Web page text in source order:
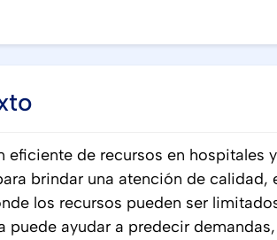
eficiente de recursos en hospitales
brindar una atención de calidad,
los recursos pueden ser
puede ayudar a predecir